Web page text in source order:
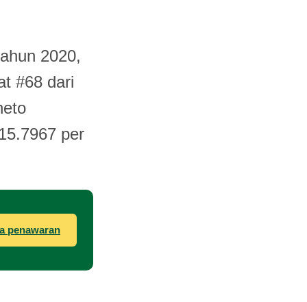
2020,
#68 dari
per
penawaran